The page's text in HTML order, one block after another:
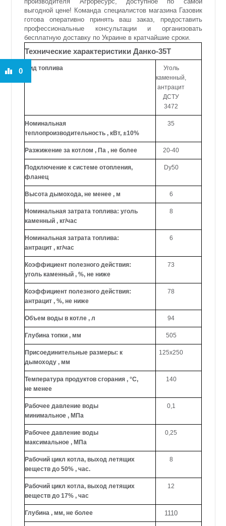
выгодной цене! Команда специалистов магазина Газовик
готова оперативно принять ваш заказ, предоставить
профессиональные консультации и организовать
бесплатную доставку по Украине в кратчайшие сроки.
Технические характеристики Данко-35Т
Вид топлива
Уголь
каменный,
антрацит
ДСТУ
3472
Номинальная
теплопроизводительность , кВт, ±10%
35
Разжижение за котлом , Па , не более 20-40
Подключение к системе отопления,
фланец
Dy50
Высота дымохода, не менее , м 6
Номинальная затрата топлива: уголь
каменный , кг/час
8
Номинальная затрата топлива:
антрацит , кг/час
6
Коэффициент полезного действия:
уголь каменный , %, не ниже
73
Коэффициент полезного действия:
антрацит , %, не ниже
78
Объем воды в котле , л 94
Глубина топки , мм 505
Присоединительные размеры: к
дымоходу , мм
125х250
Температура продуктов сгорания , °С,
не менее
140
Рабочее давление воды
минимальное , МПа
0,1
Рабочее давление воды
максимальное , МПа
0,25
Рабочий цикл котла, выход летящих
веществ до 50% , час.
8
Рабочий цикл котла, выход летящих
веществ до 17% , час
12
Глубина , мм, не более 1110
0